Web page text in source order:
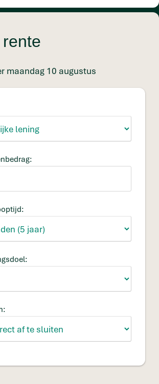
maandag 10 augustus